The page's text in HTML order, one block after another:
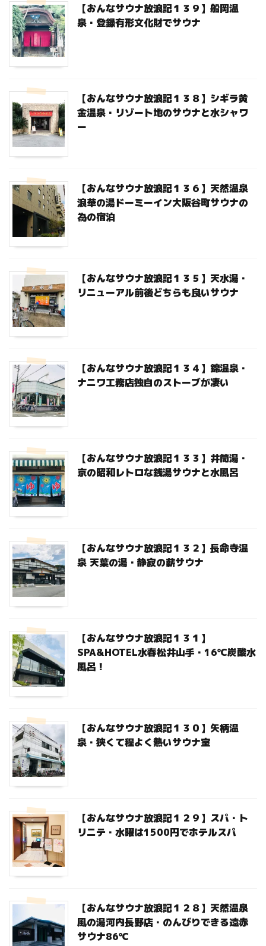
【おんなサウナ放浪記１３９】船岡温
泉・登録有形文化財でサウナ
【おんなサウナ放浪記１３８】シギラ黄
金温泉・リゾート地のサウナと水シャワ
ー
【おんなサウナ放浪記１３６】天然温泉
浪華の湯ドーミーイン大阪谷町サウナの
為の宿泊
【おんなサウナ放浪記１３５】天水湯・
リニューアル前後どちらも良いサウナ
【おんなサウナ放浪記１３４】錦温泉・
ナニワ工務店独自のストーブが凄い
【おんなサウナ放浪記１３３】井筒湯・
京の昭和レトロな銭湯サウナと水風呂
【おんなサウナ放浪記１３２】長命寺温
泉 天葉の湯・静寂の薪サウナ
【おんなサウナ放浪記１３１】
SPA&HOTEL水春松井山手・16℃炭酸水
風呂！
【おんなサウナ放浪記１３０】矢柄温
泉・狭くて程よく熱いサウナ室
【おんなサウナ放浪記１２９】スパ・ト
リニテ・水曜は1500円でホテルスパ
【おんなサウナ放浪記１２８】天然温泉
風の湯河内長野店・のんびりできる遠赤
サウナ86℃